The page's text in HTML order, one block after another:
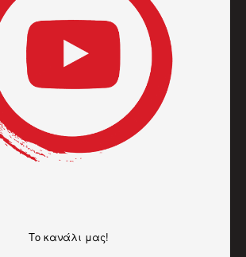
Το κανάλι μας!